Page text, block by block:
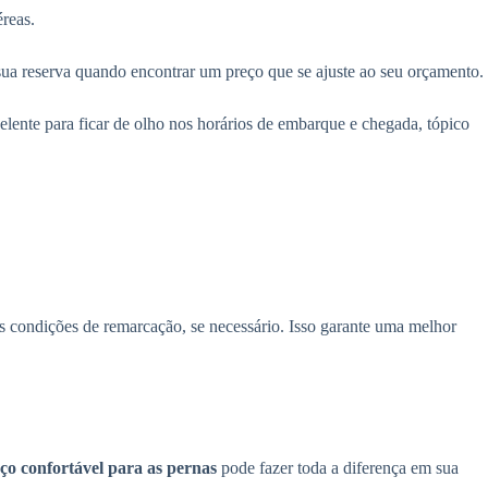
reserva quando encontrar um preço que se ajuste ao seu orçamento.
para ficar de olho nos horários de embarque e chegada, tópico
de remarcação, se necessário. Isso garante uma melhor
confortável para as pernas pode fazer toda a diferença em sua